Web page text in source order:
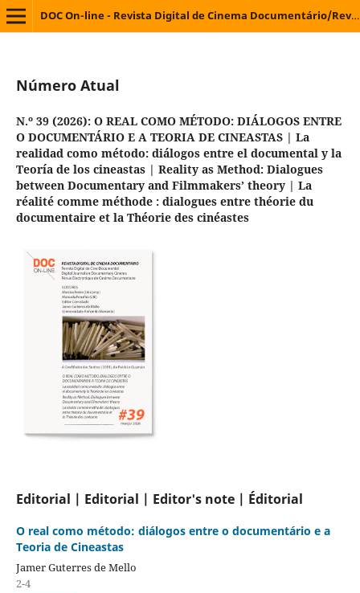
de Cinéma DOC On-line - Revista Digital de Cinema Documentário/Revista Digital de Cine Documental/Digital Journal on Documentary Cinema/Revue Électronique de Cinéma Documentaire
Número Atual
N.º 39 (2026): O REAL COMO MÉTODO: DIÁLOGOS ENTRE
O DOCUMENTÁRIO E A TEORIA DE CINEASTAS | La
realidad como método: diálogos entre el documental y la
Teoría de los cineastas | Reality as Method: Dialogues
between Documentary and Filmmakers’ theory | La
réalité comme méthode : dialogues entre théorie du
documentaire et la Théorie des cinéastes
Editorial | Editorial | Editor's note | Éditorial
O real como método: diálogos entre o documentário e a
Teoria de Cineastas
Jamer Guterres de Mello
2-4